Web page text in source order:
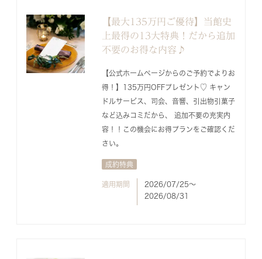
【最大135万円ご優待】当館史
上最得の13大特典！だから追加
不要のお得な内容♪
【公式ホームページからのご予約でよりお
得！】135万円OFFプレゼント♡ キャン
ドルサービス、司会、音響、引出物引菓子
など込みコミだから、 追加不要の充実内
容！！この機会にお得プランをご確認くだ
さい。
成約特典
適用期間
2026/07/25〜
2026/08/31